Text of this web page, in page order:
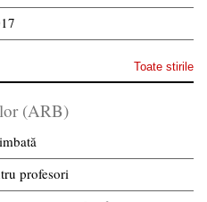
Toate stirile
(ARB)
profesori